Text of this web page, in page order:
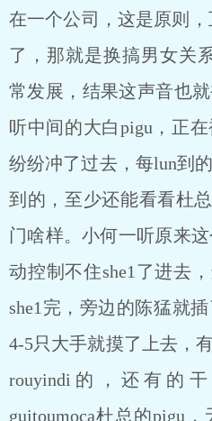
在一个公司，这是原则
了，那就是换搞男女关
常发展，结果这声音也
听中间的大白pigu，正
纷纷冲了过去，每lun到
到的，至少还能看看杜
门啥样。小何一听原来
动控制不住she1了进去
she1完，旁边的陈猛就
4-5只大手就摸了上去，
rouyindi的，还有的
guitoumoca杜总的pigu